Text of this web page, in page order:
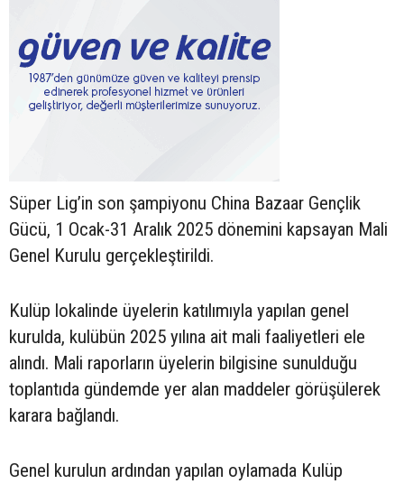
Süper Lig’in son şampiyonu China Bazaar Gençlik
Gücü, 1 Ocak-31 Aralık 2025 dönemini kapsayan Mali
Genel Kurulu gerçekleştirildi.
Kulüp lokalinde üyelerin katılımıyla yapılan genel
kurulda, kulübün 2025 yılına ait mali faaliyetleri ele
alındı. Mali raporların üyelerin bilgisine sunulduğu
toplantıda gündemde yer alan maddeler görüşülerek
karara bağlandı.
Genel kurulun ardından yapılan oylamada Kulüp